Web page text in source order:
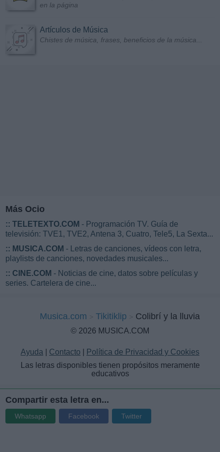
en la página
Artículos de Música
Chistes de música, frases, beneficios de la música...
Más Ocio
:: TELETEXTO.COM - Programación TV. Guía de
televisión: TVE1, TVE2, Antena 3, Cuatro, Tele5, La Sexta...
:: MUSICA.COM - Letras de canciones, vídeos con letra,
playlists de canciones, novedades musicales...
:: CINE.COM - Noticias de cine, datos sobre películas y
series. Cartelera de cine...
Musica.com Tikitiklip Colibrí y la lluvia
© 2026 MUSICA.COM
Ayuda Contacto
Política de Privacidad y Cookies
Las letras disponibles tienen propósitos meramente
educativos
Compartir esta letra en...
Whatsapp Facebook Twitter